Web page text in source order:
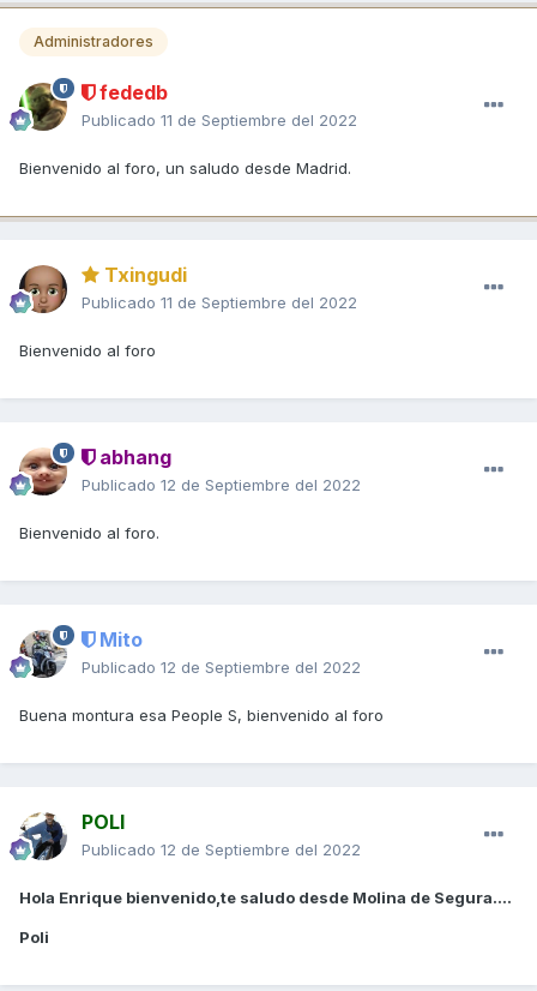
Administradores
fededb
Publicado 11 de Septiembre del 2022
Bienvenido al foro, un saludo desde Madrid.
Txingudi
Publicado 11 de Septiembre del 2022
Bienvenido al foro
abhang
Publicado 12 de Septiembre del 2022
Bienvenido al foro.
Mito
Publicado 12 de Septiembre del 2022
Buena montura esa People S, bienvenido al foro
POLI
Publicado 12 de Septiembre del 2022
Hola Enrique bienvenido,te saludo desde Molina de Segura....
Poli